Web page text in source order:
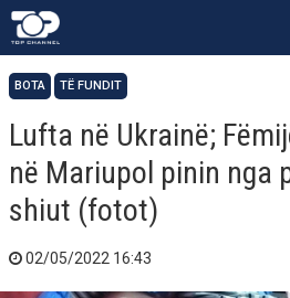
BOTA TË FUNDIT
Lufta në Ukrainë;
në Mariupol pinin nga
shiut (fotot)
02/05/2022 16:43